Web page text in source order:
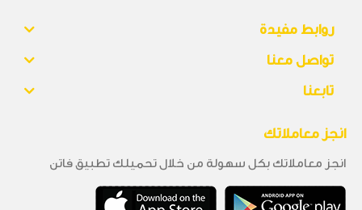
روابط مفيدة
تواصل معنا
تابعنا
انجز معاملاتك
انجز معاملاتك بكل سهولة من خلال تحميلك تطبيق فاتن